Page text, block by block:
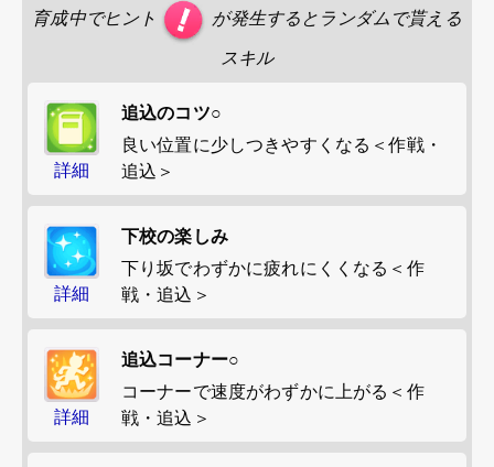
育成中でヒント
が発生するとランダムで貰える
スキル
詳細
追込のコツ○
良い位置に少しつきやすくなる＜作戦・
追込＞
詳細
下校の楽しみ
下り坂でわずかに疲れにくくなる＜作
戦・追込＞
詳細
追込コーナー○
コーナーで速度がわずかに上がる＜作
戦・追込＞